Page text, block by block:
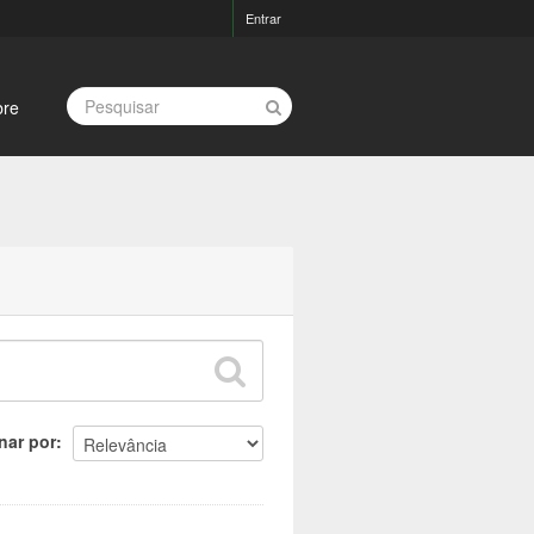
Entrar
por